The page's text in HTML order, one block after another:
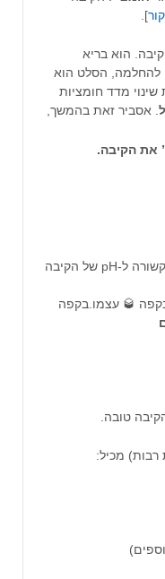
].
הוא בריא
להחלמה, הסלט הוא
מדד חומציות
. אסביר זאת בהמשך,
את הקיבה.
הפגיעה של קפה ☕ בספיגת ברזל לא קשורה ל-pH של הקיבה
🥃 עצמו.בקפה
טובה.
רבות) מכיל: